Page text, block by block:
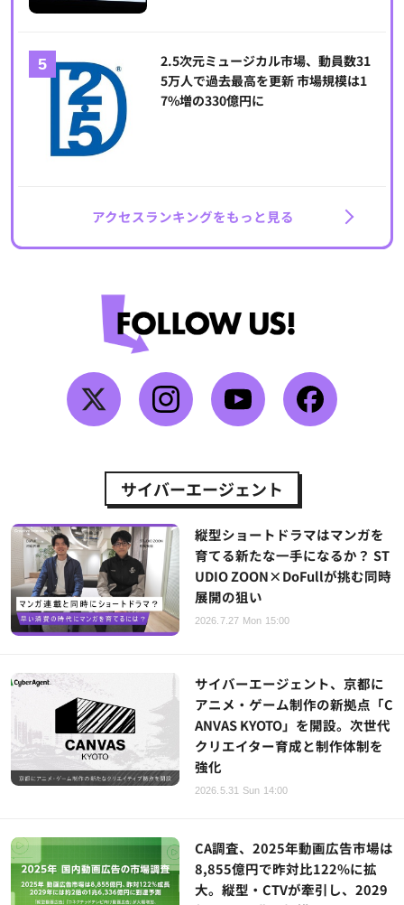
2.5次元ミュージカル市場、動員数31
5万人で過去最高を更新 市場規模は1
7%増の330億円に
アクセスランキングをもっと見る
サイバーエージェント
縦型ショートドラマはマンガを
育てる新たな一手になるか？ ST
UDIO ZOON×DoFullが挑む同時
展開の狙い
2026.7.27 Mon 15:00
サイバーエージェント、京都に
アニメ・ゲーム制作の新拠点「C
ANVAS KYOTO」を開設。次世代
クリエイター育成と制作体制を
強化
2026.5.31 Sun 14:00
CA調査、2025年動画広告市場は
8,855億円で昨対比122%に拡
大。縦型・CTVが牽引し、2029